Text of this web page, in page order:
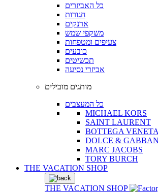
כל האביזרים
חגורות
ארנקים
משקפי שמש
צעיפים ומטפחות
כובעים
תכשיטים
אביזרי נסיעה
מותגים מובילים
כל המעצבים
MICHAEL KORS
SAINT LAURENT
BOTTEGA VENETA
DOLCE &
MARC JACOBS
TORY BURCH
THE VACATION SHOP
THE VACATION SHOP